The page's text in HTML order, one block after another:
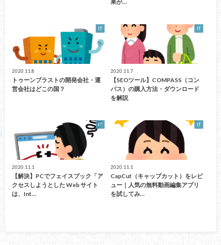
果が…
IT
2020.11.8
トゥーンブラストの開発会社・運
営会社はどこの国？
IT
2020.11.7
【SEOツール】COMPASS（コン
パス）の購入方法・ダウンロード
を解説
IT
2020.11.1
【解決】PCでフェイスブック「ア
クセスしようとした Web サイト
は、Int…
IT
2020.11.1
CapCut（キャップカット）をレビ
ュー｜人気の無料動画編集アプリ
を試してみ…